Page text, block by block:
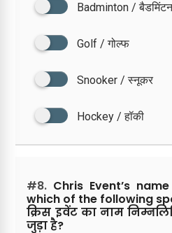
Badminton /
Golf / गोल्फ
Snooker / स्नूकर
Hockey / हॉकी
#8. Chris Event’s
which of the following
क्रिस इवेंट का नाम
जुड़ा है?